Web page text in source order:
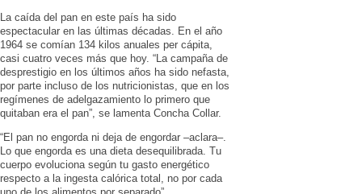
La caída del pan en este país ha sido
espectacular en las últimas décadas. En el año
1964 se comían 134 kilos anuales per cápita,
casi cuatro veces más que hoy. “La campaña de
desprestigio en los últimos años ha sido nefasta,
por parte incluso de los nutricionistas, que en los
regímenes de adelgazamiento lo primero que
quitaban era el pan”, se lamenta Concha Collar.
“El pan no engorda ni deja de engordar –aclara–.
Lo que engorda es una dieta desequilibrada. Tu
cuerpo evoluciona según tu gasto energético
respecto a la ingesta calórica total, no por cada